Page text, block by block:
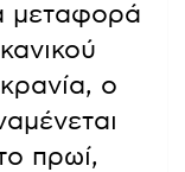
μεταφορά
ο
πρωί,